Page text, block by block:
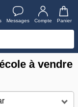
Messages Compte Panier
à vendre